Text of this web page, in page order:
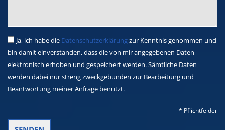
Ja, ich habe die Datenschutzerklärungzur Kenntnis genommen und
bin damit einverstanden, dass die von mir angegebenen Daten
elektronisch erhoben und gespeichert werden. Sämtliche Daten
werden dabei nur streng zweckgebunden zur Bearbeitung und
Beantwortung meiner Anfrage benutzt.
* Pflichtfelder